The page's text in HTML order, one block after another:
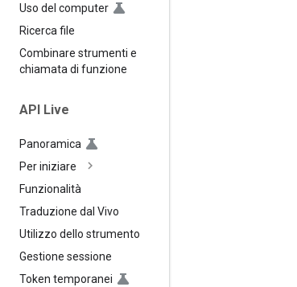
Uso del computer
Ricerca file
Combinare strumenti e
chiamata di funzione
API Live
Panoramica
Per iniziare
Funzionalità
Traduzione dal Vivo
Utilizzo dello strumento
Gestione sessione
Token temporanei